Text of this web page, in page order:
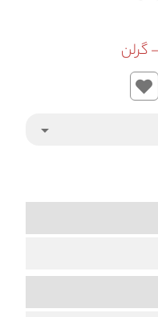
arrow_drop_down